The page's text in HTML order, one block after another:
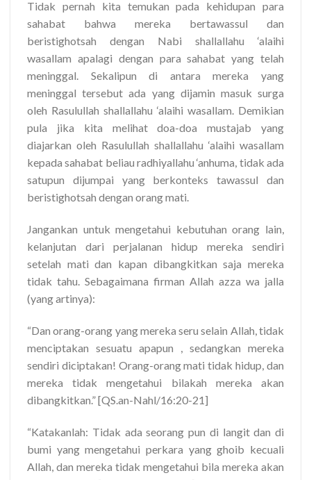
Tidak pernah kita temukan pada kehidupan para
sahabat bahwa mereka bertawassul dan
beristighotsah dengan Nabi shallallahu ‘alaihi
wasallam apalagi dengan para sahabat yang telah
meninggal. Sekalipun di antara mereka yang
meninggal tersebut ada yang dijamin masuk surga
oleh Rasulullah shallallahu ‘alaihi wasallam. Demikian
pula jika kita melihat doa-doa mustajab yang
diajarkan oleh Rasulullah shallallahu ‘alaihi wasallam
kepada sahabat beliau radhiyallahu ‘anhuma, tidak ada
satupun dijumpai yang berkonteks tawassul dan
beristighotsah dengan orang mati.
Jangankan untuk mengetahui kebutuhan orang lain,
kelanjutan dari perjalanan hidup mereka sendiri
setelah mati dan kapan dibangkitkan saja mereka
tidak tahu. Sebagaimana firman Allah azza wa jalla
(yang artinya):
“Dan orang-orang yang mereka seru selain Allah, tidak
menciptakan sesuatu apapun , sedangkan mereka
sendiri diciptakan! Orang-orang mati tidak hidup, dan
mereka tidak mengetahui bilakah mereka akan
dibangkitkan.” [QS.an-Nahl/16:20-21]
“Katakanlah: Tidak ada seorang pun di langit dan di
bumi yang mengetahui perkara yang ghoib kecuali
Allah, dan mereka tidak mengetahui bila mereka akan